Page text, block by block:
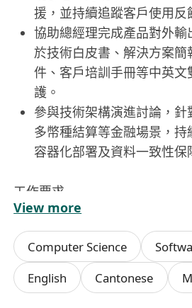
援，並持續追蹤客戶使用反
協助總經理完成產品對外
於技術白皮書、解決方案簡
件、客戶培訓手冊等中英文
護。
參與技術架構演進討論，針
多幣種結算等金融場景，持
容器化部署及資料一致性保
工作要求
具備本科及以上學歷，且累
系統開發實務經驗，有銀行
付、外匯結售匯或國際清算
佳。
深度掌握銀行業務知識，熟
View more
Computer Science
English
Cantonese